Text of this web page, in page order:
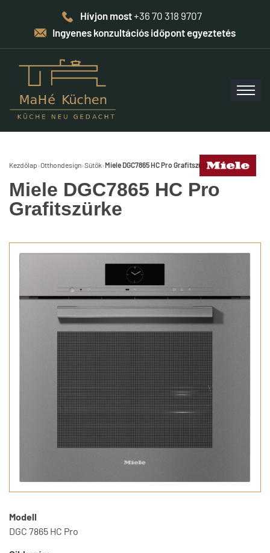
Hívjon most+36 70 318 9707
Ingyenes konzultációs időpont egyeztetés
Kezdőlap›Otthondesign›Sütők›Miele DGC7865 HC Pro Grafitszürke
Miele DGC7865 HC Pro
Grafitszürke
Modell
DGC 7865 HC Pro